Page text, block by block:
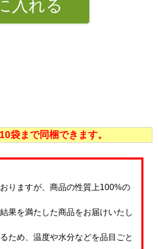
入れる
10袋まで同梱できます。
りますが、商品の性質上100%の
果を満たした商品をお届けいたし
ため、温度や水分などを品目ごと